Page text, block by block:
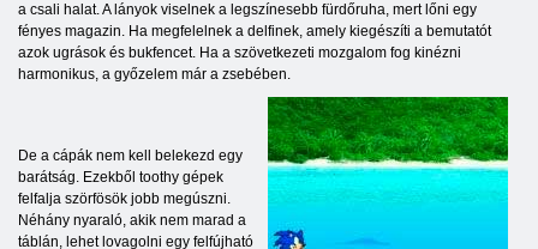
a csali halat. A lányok viselnek a legszínesebb fürdőruha, mert lőni egy
fényes magazin. Ha megfelelnek a delfinek, amely kiegészíti a bemutatót
azok ugrások és bukfencet. Ha a szövetkezeti mozgalom fog kinézni
harmonikus, a győzelem már a zsebében.
De a cápák nem kell belekezd egy
barátság. Ezekből toothy gépek
felfalja szörfösök jobb megúszni.
Néhány nyaraló, akik nem marad a
táblán, lehet lovagolni egy felfújható